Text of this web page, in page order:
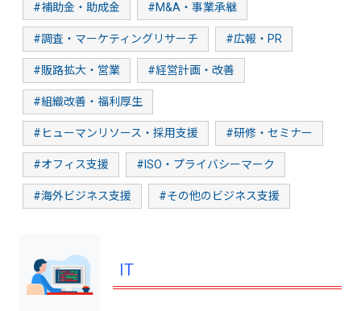
#補助金・助成金 #M&A・事業承継
#調査・マーケティングリサーチ #広報・PR
#販路拡大・営業 #経営計画・改善
#組織改善・福利厚生
#ヒューマンリソース・採用支援 #研修・セミナー
#オフィス支援 #ISO・プライバシーマーク
#海外ビジネス支援 #その他のビジネス支援
IT